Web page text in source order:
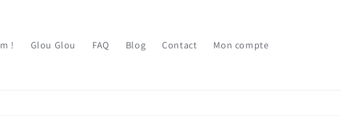
! Glou Glou FAQ Blog Contact Mon compte